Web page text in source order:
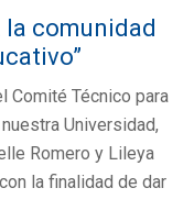
la comunidad
Comité Técnico para
Universidad,
Romero y Lileya
la finalidad de dar